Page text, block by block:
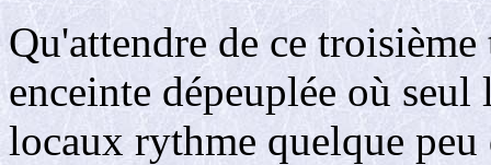
Qu'attendre de ce
enceinte dépeuplée où
locaux rythme quelque peu